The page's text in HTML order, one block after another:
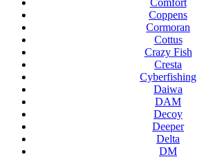
Comfort
Coppens
Cormoran
Cottus
Crazy Fish
Cresta
Cyberfishing
Daiwa
DAM
Decoy
Deeper
Delta
DM